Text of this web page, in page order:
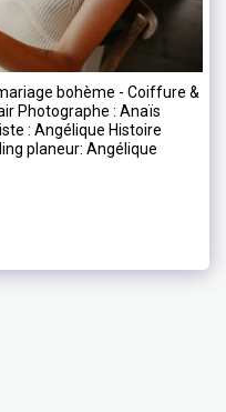
bohème - Coiffure &
Photographe : Anaïs
: Angélique Histoire
planeur: Angélique